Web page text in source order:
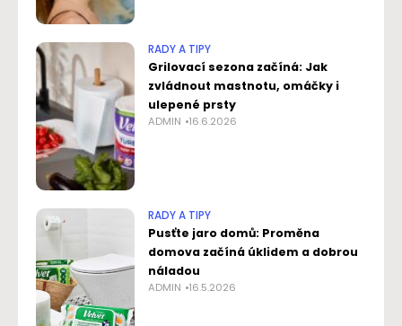
RADY A TIPY
Grilovací sezona začíná: Jak
zvládnout mastnotu, omáčky i
ulepené prsty
ADMIN 16.6.2026
RADY A TIPY
Pusťte jaro domů: Proměna
domova začíná úklidem a dobrou
náladou
ADMIN 16.5.2026